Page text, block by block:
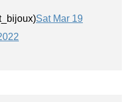
Sat Mar 19